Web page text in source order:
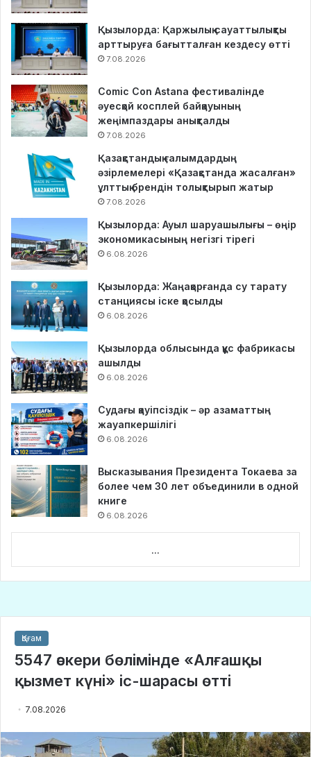
Қызылорда: Қаржылық сауаттылықты
арттыруға бағытталған кездесу өтті
7.08.2026
Comic Con Astana фестивалінде
әуесқой косплей байқауының
жеңімпаздары анықталды
7.08.2026
Қазақстандық ғалымдардың
әзірлемелері «Қазақстанда жасалған»
ұлттық брендін толықтырып жатыр
7.08.2026
Қызылорда: Ауыл шаруашылығы – өңір
экономикасының негізгі тірегі
6.08.2026
Қызылорда: Жаңақорғанда су тарату
станциясы іске қосылды
6.08.2026
Қызылорда облысында құс фабрикасы
ашылды
6.08.2026
Судағы қауіпсіздік – әр азаматтың
жауапкершілігі
6.08.2026
Высказывания Президента Токаева за
более чем 30 лет объединили в одной
книге
6.08.2026
...